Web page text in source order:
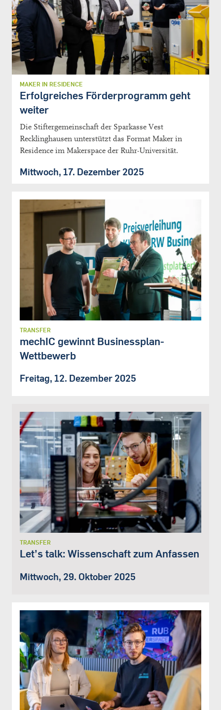
MAKER IN RESIDENCE
Erfolgreiches Förderprogramm geht
weiter
Die Stiftergemeinschaft der Sparkasse Vest
Recklinghausen unterstützt das Format Maker in
Residence im Makerspace der Ruhr-Universität.
Mittwoch, 17. Dezember 2025
TRANSFER
mechIC gewinnt Businessplan-
Wettbewerb
Freitag, 12. Dezember 2025
TRANSFER
Let’s talk: Wissenschaft zum Anfassen
Mittwoch, 29. Oktober 2025